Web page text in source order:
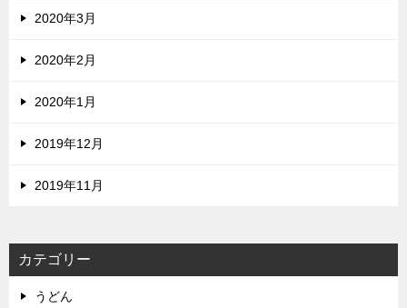
2020年3月
2020年2月
2020年1月
2019年12月
2019年11月
カテゴリー
うどん